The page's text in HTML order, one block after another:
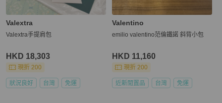
Valextra
Valextra手提肩包
HKD 18,303
現折 200
狀況良好 台灣 免運
Valentino
emilio valentino范倫鐵諾 斜背小包
HKD 11,160
現折 200
近新閒置品 台灣 免運